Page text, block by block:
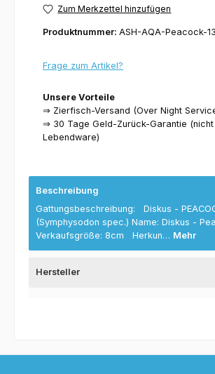
Zum Merkzettel hinzufügen
Produktnummer: ASH-AQA-Peacock-
Frage zum Artikel?
Unsere Vorteile
⇒ Zierfisch-Versand (Over Night
⇒ 30 Tage Geld-Zurück-Garantie (nicht
Lebendware)
Beschreibung
Gattungsbeschreibung: Diskus -
(Symphysodon spec.) Name: Diskus -
Verkaufsgröße: 8cm Herkun… Mehr
Hersteller